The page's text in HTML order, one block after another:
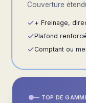
Couverture
+ Freinage,
Plafond renforcé
Comptant ou
— TOP DE